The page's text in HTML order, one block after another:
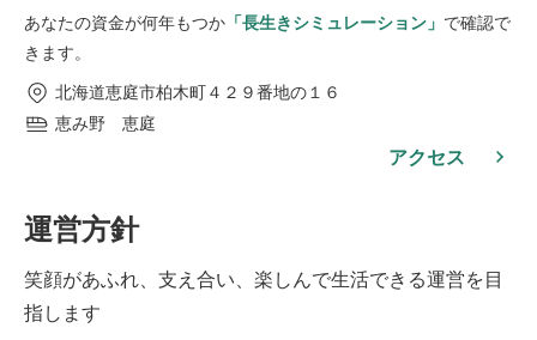
あなたの資金が何年もつか 「長生きシミュレーション」 で確認で
きます。
北海道恵庭市柏木町４２９番地の１６
恵み野 恵庭
アクセス
運営方針
笑顔があふれ、支え合い、楽しんで生活できる運営を目
指します